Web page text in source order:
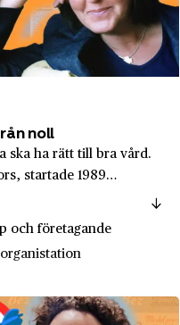
noll
ska ha rätt till bra vård.
startade 1989
att driva
det inom s...
och företagande